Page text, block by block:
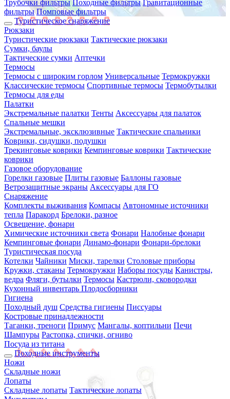
Трубочки фильтры Походные фильтры Гравитационные
фильтры Помповые фильтры
Туристическое снаряжение
Рюкзаки
Туристические рюкзаки Тактические рюкзаки
Сумки, баулы
Тактические сумки Аптечки
Термосы
Термосы с широким горлом Универсальные Термокружки
Классические термосы Спортивные термосы Термобутылки
Термосы для еды
Палатки
Экстремальные палатки Тенты Аксессуары для палаток
Спальные мешки
Экстремальные, эксклюзивные Тактические спальники
Коврики, сидушки, подушки
Трекинговые коврики Кемпинговые коврики Тактические
коврики
Газовое оборудование
Горелки газовые Плиты газовые Баллоны газовые
Ветрозащитные экраны Аксессуары для ГО
Снаряжение
Комплекты выживания Компасы Автономные источники
тепла Паракорд Брелоки, разное
Освещение, фонари
Химические источники света Фонари Налобные фонари
Кемпинговые фонари Динамо-фонари Фонари-брелоки
Туристическая посуда
Котелки Чайники Миски, тарелки Столовые приборы
Кружки, стаканы Термокружки Наборы посуды Канистры,
ведра Фляги, бутылки Термосы Кастрюли, сковородки
Кухонный инвентарь Плодосборники
Гигиена
Походный душ Средства гигиены Писсуары
Костровые принадлежности
Таганки, треноги Примус Мангалы, коптильни Печи
Шампуры Растопка, спички, огниво
Посуда из титана
Походные инструменты
Ножи
Складные ножи
Лопаты
Складные лопаты Тактические лопаты